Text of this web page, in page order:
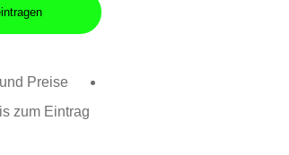
Preise
zum Eintrag